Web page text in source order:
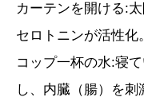
カーテンを開ける:
セロトニンが活性化。
コップ一杯の水:寝
し、内臓（腸）を刺